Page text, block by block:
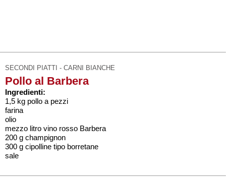
SECONDI PIATTI - CARNI BIANCHE
Pollo al Barbera
Ingredienti:
1,5 kg pollo a pezzi
farina
olio
mezzo litro vino rosso Barbera
200 g champignon
300 g cipolline tipo borretane
sale